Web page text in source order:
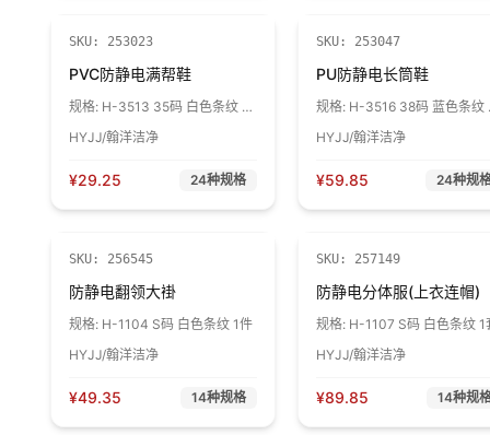
SKU: 253023
PVC防静电满帮鞋
规格: H-3513 35码 白色条纹 1
HYJJ/翰洋洁净
¥29.25 24种规格
SKU: 253047
PU防静电长筒鞋
规格: H-3516 38码 蓝色条纹
HYJJ/翰洋洁净
¥59.85 24种规
SKU: 256545
防静电翻领大褂
规格: H-1104 S码 白色条纹 1件
HYJJ/翰洋洁净
¥49.35 14种规格
SKU: 257149
防静电分体服(上衣连帽)
规格: H-1107 S码 白色条纹 1
HYJJ/翰洋洁净
¥89.85 14种规